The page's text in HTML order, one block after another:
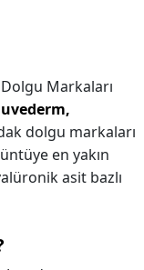
Markaları
dolgu markaları
en yakın
asit bazlı